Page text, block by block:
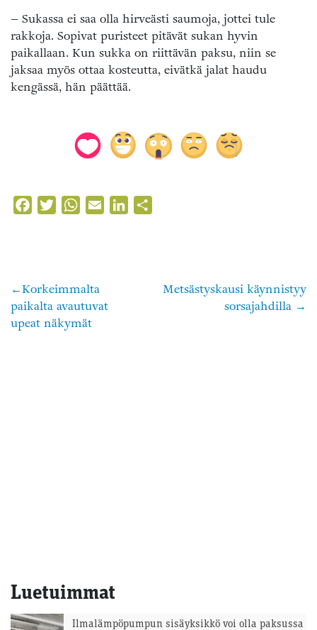
– Sukassa ei saa olla hirveästi saumoja, jottei tule
rakkoja. Sopivat puristeet pitävät sukan hyvin
paikallaan. Kun sukka on riittävän paksu, niin se
jaksaa myös ottaa kosteutta, eivätkä jalat haudu
kengässä, hän päättää.
FacebookTwitterWhatsApp
Email LinkedIn
Artikkelien
selaus
Korkeimmalta
paikalta avautuvat
upeat näkymät
Metsästyskausi käynnistyy
sorsajahdilla
Luetuimmat
Ilmalämpöpumpun sisäyksikkö voi olla paksussa